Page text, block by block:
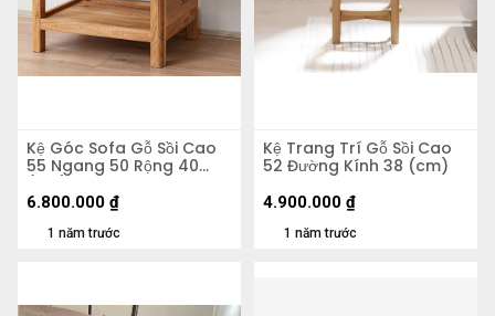
Kệ Góc Sofa Gỗ Sồi Cao
55 Ngang 50 Rộng 40
(cm)
1 năm trước
6.800.000 ₫
Kệ Trang Trí Gỗ Sồi Cao
52 Đường Kính 38 (cm)
1 năm trước
4.900.000 ₫